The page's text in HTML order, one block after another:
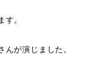
す。
が演じました。